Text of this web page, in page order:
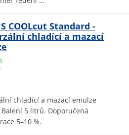
COOLcut Standard -
chladící a mazací
chladící a mazací emulze
Balení 5 litrů. Doporučená
5–10 %.